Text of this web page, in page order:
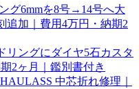
グ6mmを8号→14号へ大
追加｜費用4万円・納期2
リングにダイヤ5石カスタ
2ヶ月｜鑑別書付き
中芯折れ修理｜